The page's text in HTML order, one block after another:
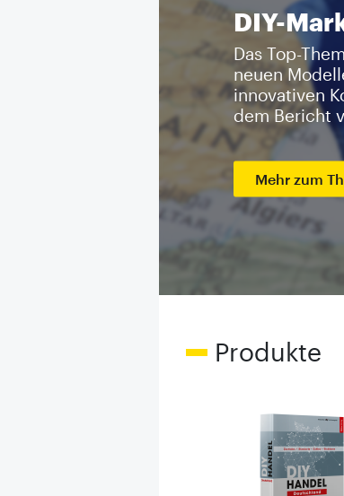
DIY-
Das Top-
neuen
innovativen
dem Bericht
Mehr zum
Produkte